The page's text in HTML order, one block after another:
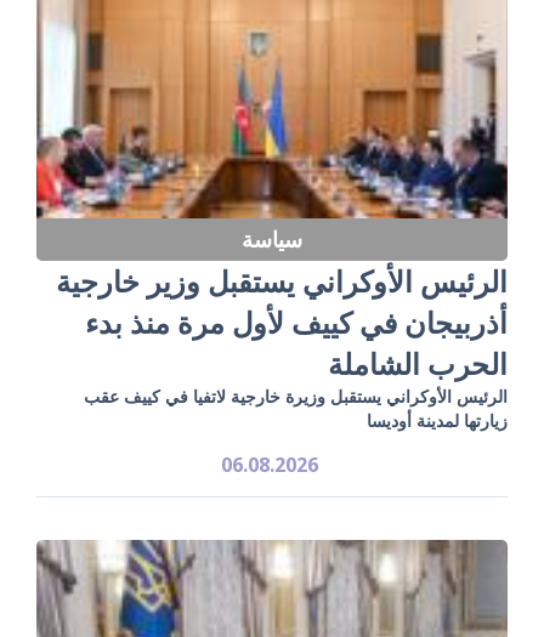
سياسة
الرئيس الأوكراني يستقبل وزير خارجية
أذربيجان في كييف لأول مرة منذ بدء
الحرب الشاملة
الرئيس الأوكراني يستقبل وزيرة خارجية لاتفيا في كييف عقب
زيارتها لمدينة أوديسا
06.08.2026